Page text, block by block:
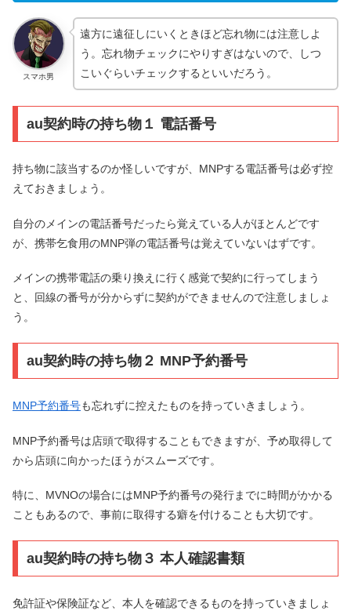
スマホ男
遠方に遠征しにいくときほど忘れ物には注意しよ
う。忘れ物チェックにやりすぎはないので、しつ
こいぐらいチェックするといいだろう。
au契約時の持ち物１ 電話番号
持ち物に該当するのか怪しいですが、MNPする電話番号は必ず控
えておきましょう。
自分のメインの電話番号だったら覚えている人がほとんどです
が、携帯乞食用のMNP弾の電話番号は覚えていないはずです。
メインの携帯電話の乗り換えに行く感覚で契約に行ってしまう
と、回線の番号が分からずに契約ができませんので注意しましょ
う。
au契約時の持ち物２ MNP予約番号
MNP予約番号も忘れずに控えたものを持っていきましょう。
MNP予約番号は店頭で取得することもできますが、予め取得して
から店頭に向かったほうがスムーズです。
特に、MVNOの場合にはMNP予約番号の発行までに時間がかかる
こともあるので、事前に取得する癖を付けることも大切です。
au契約時の持ち物３ 本人確認書類
免許証や保険証など、本人を確認できるものを持っていきましょ